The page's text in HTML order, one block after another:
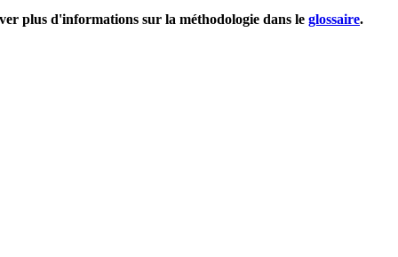
plus d'informations sur la méthodologie dans le glossaire.